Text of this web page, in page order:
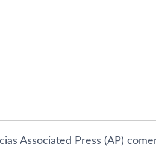
Associated Press (AP)